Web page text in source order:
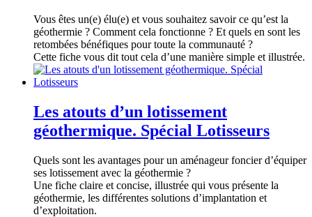
Vous êtes un(e) élu(e) et vous souhaitez savoir ce qu’est la
géothermie ? Comment cela fonctionne ? Et quels en sont les
retombées bénéfiques pour toute la communauté ?
Cette fiche vous dit tout cela d’une manière simple et illustrée.
Les atouts d’un lotissement
géothermique. Spécial Lotisseurs
Quels sont les avantages pour un aménageur foncier d’équiper
ses lotissement avec la géothermie ?
Une fiche claire et concise, illustrée qui vous présente la
géothermie, les différentes solutions d’implantation et
d’exploitation.